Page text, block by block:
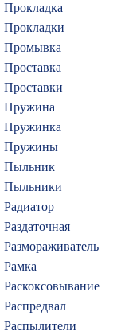
Прокладка
Прокладки
Промывка
Проставка
Проставки
Пружина
Пружинка
Пружины
Пыльник
Пыльники
Радиатор
Раздаточная
Размораживатель
Рамка
Раскоксовывание
Распредвал
Распылители